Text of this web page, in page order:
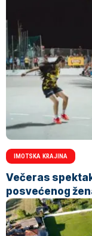
IMOTSKA KRAJINA
Večeras
posvećenog